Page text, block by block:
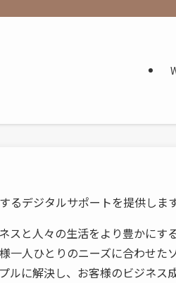
るデジタルサポートを提供しま
スと人々の生活をより豊かにす
一人ひとりのニーズに合わせ
ルに解決し、お客様のビジネ